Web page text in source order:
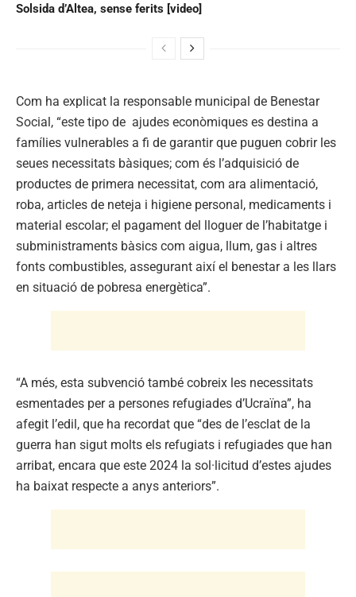
Solsida d’Altea, sense ferits [video]
Com ha explicat la responsable municipal de Benestar
Social, “este tipo de ajudes econòmiques es destina a
famílies vulnerables a fi de garantir que puguen cobrir les
seues necessitats bàsiques; com és l’adquisició de
productes de primera necessitat, com ara alimentació,
roba, articles de neteja i higiene personal, medicaments i
material escolar; el pagament del lloguer de l’habitatge i
subministraments bàsics com aigua, llum, gas i altres
fonts combustibles, assegurant així el benestar a les llars
en situació de pobresa energètica”.
“A més, esta subvenció també cobreix les necessitats
esmentades per a persones refugiades d’Ucraïna”, ha
afegit l’edil, que ha recordat que “des de l’esclat de la
guerra han sigut molts els refugiats i refugiades que han
arribat, encara que este 2024 la sol·licitud d’estes ajudes
ha baixat respecte a anys anteriors”.